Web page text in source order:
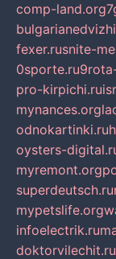
comp-land.org
fexer.rusnite-
0sporte.ru
pro-kirpichi.ru
mynances.org
odnokartinki.ru
oysters-
myremont.org
superdeutsch.ru
mypetslife.org
infoelectrik.ru
doktorvilechit.ru